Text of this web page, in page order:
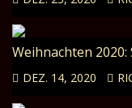
Weihnachten
DEZ. 14, 2020